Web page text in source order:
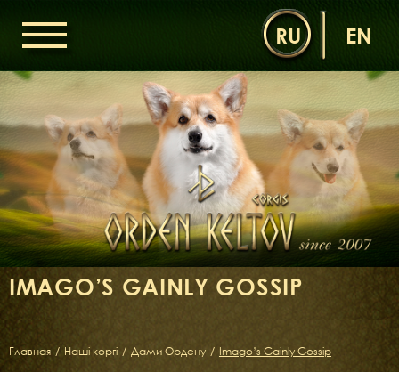
IMAGO’S GAINLY GOSSIP
Главная / Наші коргі / Дами Ордену / Imago’s Gainly Gossip
RU EN
ОРДЕН КЕЛЬТІВ
НОВИНИ
ДИТЯЧА КІМНАТА
КОНТАКТИ
НАШІ КОРГІ
ДАМИ ОРДЕНУ
КАВАЛЕРИ ОРДЕНУ
ДИТЯЧА КІМНАТА
БІБЛІОТЕКА